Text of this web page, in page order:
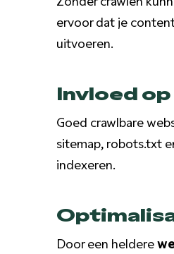
ervoor dat je
uitvoeren.
Invloed op
Goed crawlbare
sitemap, robots.txt
indexeren.
Door een heldere